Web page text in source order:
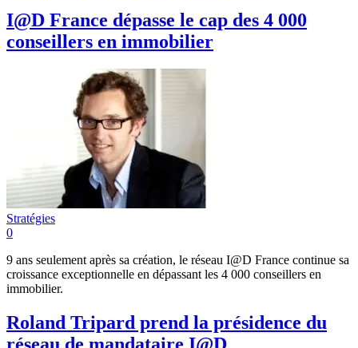
I@D France dépasse le cap des 4 000
conseillers en immobilier
Stratégies
0
9 ans seulement après sa création, le réseau I@D France continue sa
croissance exceptionnelle en dépassant les 4 000 conseillers en
immobilier.
Roland Tripard prend la présidence du